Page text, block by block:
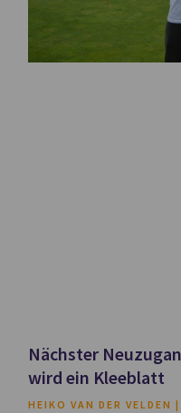
Nächster
wird ein Kleeblatt
HEIKO VAN DER VELDEN